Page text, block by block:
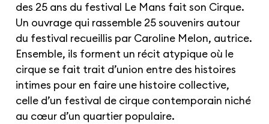
des 25 ans du festival Le Mans fait son Cirque.
Un ouvrage qui rassemble 25 souvenirs autour
du festival recueillis par Caroline Melon, autrice.
Ensemble, ils forment un récit atypique où le
cirque se fait trait d’union entre des histoires
intimes pour en faire une histoire collective,
celle d’un festival de cirque contemporain niché
au cœur d’un quartier populaire.